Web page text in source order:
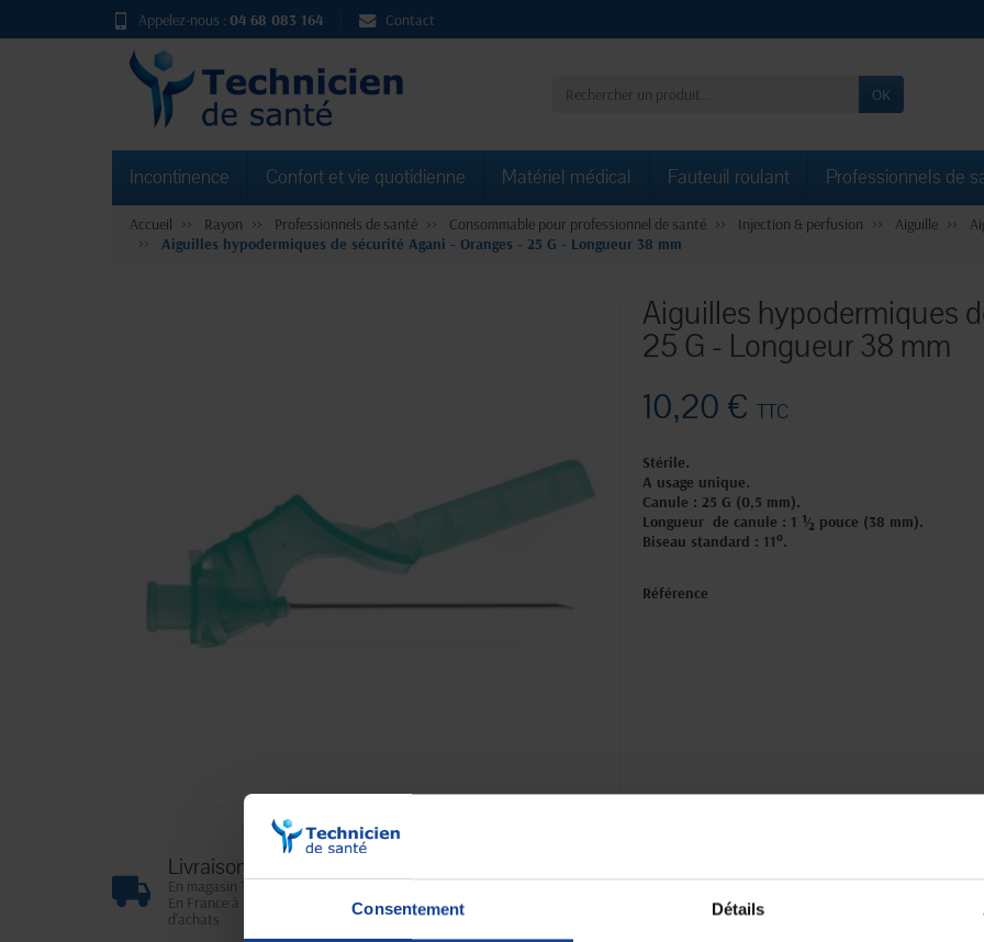
Consentement Détails
Appelez-nous : 04 68 083 164 Contact
OK
Incontinence Confort et vie quotidienne Matériel médical Fauteuil roulant Professionnels de
Accueil Rayon Professionnels de santé Consommable pour professionnel de santé Injection & perfusion Aiguille
Aiguilles hypodermiques de sécurité Agani - Oranges - 25 G - Longueur 38 mm
Aiguilles hypodermiques
25 G - Longueur 38 mm
10,20 €TTC
Stérile.
A usage unique.
Canule : 25 G (0,5 mm).
Longueur de canule : 1 ½ pouce (38 mm).
Biseau standard : 11°.
Référence
Livraison gratuite
En magasin Technicien de santé
En France à domicile à partir de 99€
d'achats
Paiement en ligne 100% sécurisé par
soignée et discrète